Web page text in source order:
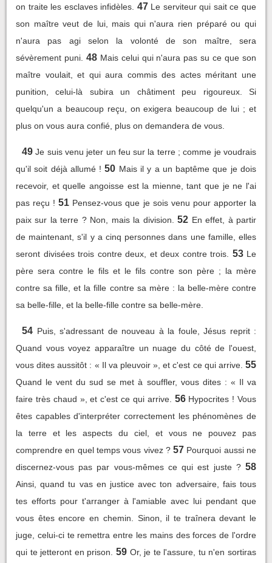
on traite les esclaves infidèles. 47 Le serviteur qui sait ce que
son maître veut de lui, mais qui n'aura rien préparé ou qui
n'aura pas agi selon la volonté de son maître, sera
sévèrement puni. 48 Mais celui qui n'aura pas su ce que son
maître voulait, et qui aura commis des actes méritant une
punition, celui-là subira un châtiment peu rigoureux. Si
quelqu'un a beaucoup reçu, on exigera beaucoup de lui ; et
plus on vous aura confié, plus on demandera de vous.
49 Je suis venu jeter un feu sur la terre ; comme je voudrais
qu'il soit déjà allumé ! 50 Mais il y a un baptême que je dois
recevoir, et quelle angoisse est la mienne, tant que je ne l'ai
pas reçu ! 51 Pensez-vous que je sois venu pour apporter la
paix sur la terre ? Non, mais la division.
52 En effet, à partir
de maintenant, s'il y a cinq personnes dans une famille, elles
seront divisées trois contre deux, et deux contre trois.
53 Le
père sera contre le fils et le fils contre son père ; la mère
contre sa fille, et la fille contre sa mère : la belle-mère contre
sa belle-fille, et la belle-fille contre sa belle-mère.
54 Puis, s'adressant de nouveau à la foule, Jésus reprit :
Quand vous voyez apparaître un nuage du côté de l'ouest,
vous dites aussitôt : « Il va pleuvoir », et c'est ce qui arrive. 55
Quand le vent du sud se met à souffler, vous dites : « Il va
faire très chaud », et c'est ce qui arrive. 56 Hypocrites ! Vous
êtes capables d'interpréter correctement les phénomènes de
la terre et les aspects du ciel, et vous ne pouvez pas
comprendre en quel temps vous vivez ? 57 Pourquoi aussi ne
discernez-vous pas par vous-mêmes ce qui est juste ? 58
Ainsi, quand tu vas en justice avec ton adversaire, fais tous
tes efforts pour t'arranger à l'amiable avec lui pendant que
vous êtes encore en chemin. Sinon, il te traînera devant le
juge, celui-ci te remettra entre les mains des forces de l'ordre
qui te jetteront en prison.
59 Or, je te l'assure, tu n'en sortiras